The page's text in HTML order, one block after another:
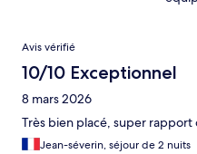
Avis
Avis vérifié
10/10 Exceptionnel
8 mars 2026
Très bien placé, super
Jean-séverin, séjour de 2 nuits